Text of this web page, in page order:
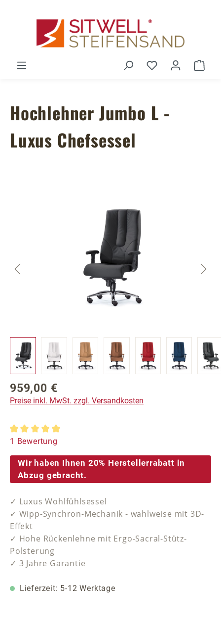
Du hast 0
Hochlehner Jumbo L -
Luxus Chefsessel
Regulärer Preis:
959,00 €
Preise inkl. MwSt. zzgl. Versandkosten
Durchschnittliche Bewertung von 5 von 5 Sternen
1 Bewertung
Wir haben Ihnen 20% Herstellerrabatt in
Abzug gebracht.
✓ Luxus Wohlfühlsessel
✓ Wipp-Synchron-Mechanik - wahlweise mit 3D-
Effekt
✓ Hohe Rückenlehne mit Ergo-Sacral-Stütz-
Polsterung
✓ 3 Jahre Garantie
Lieferzeit: 5-12 Werktage